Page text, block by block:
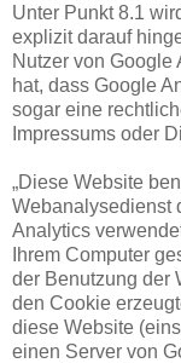
Unter Punkt 8.1
explizit darauf
Nutzer von
hat, dass Google
sogar eine
Impressums oder
„Diese Website
Webanalysedienst
Analytics
Ihrem Computer
der Benutzung der
den Cookie
diese Website
einen Server von